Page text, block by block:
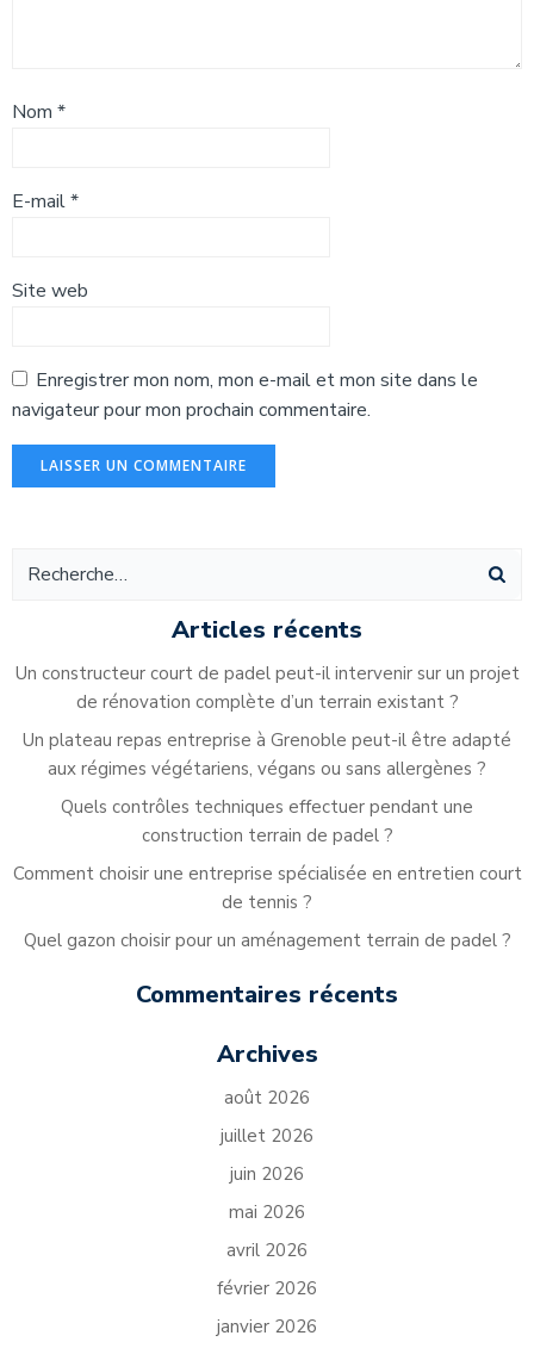
Nom *
E-mail*
Site web
Enregistrer mon nom, mon e-mail et mon site dans le
navigateur pour mon prochain commentaire.
Articles récents
Un constructeur court de padel peut-il intervenir sur un projet
de rénovation complète d’un terrain existant ?
Un plateau repas entreprise à Grenoble peut-il être adapté
aux régimes végétariens, végans ou sans allergènes ?
Quels contrôles techniques effectuer pendant une
construction terrain de padel ?
Comment choisir une entreprise spécialisée en entretien court
de tennis ?
Quel gazon choisir pour un aménagement terrain de padel ?
Commentaires récents
Archives
août 2026
juillet 2026
juin 2026
mai 2026
avril 2026
février 2026
janvier 2026